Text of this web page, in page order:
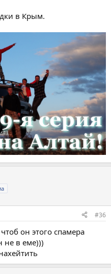
в Крым.
#36
он этого спамера
не в еме)))